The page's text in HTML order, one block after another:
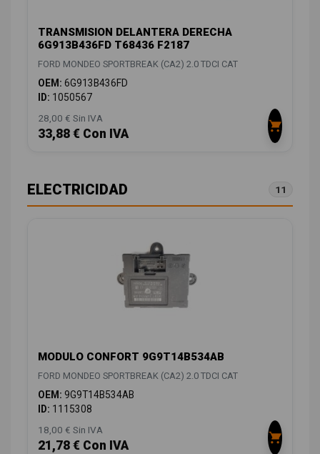
TRANSMISION DELANTERA DERECHA
6G913B436FD T68436 F2187
FORD MONDEO SPORTBREAK (CA2) 2.0 TDCI CAT
OEM: 6G913B436FD
ID: 1050567
28,00 € Sin IVA
33,88 € Con IVA
ELECTRICIDAD 11
MODULO CONFORT 9G9T14B534AB
FORD MONDEO SPORTBREAK (CA2) 2.0 TDCI CAT
OEM: 9G9T14B534AB
ID: 1115308
18,00 € Sin IVA
21,78 € Con IVA